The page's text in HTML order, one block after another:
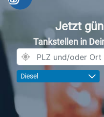
Jetzt
Tankstellen in
Diesel